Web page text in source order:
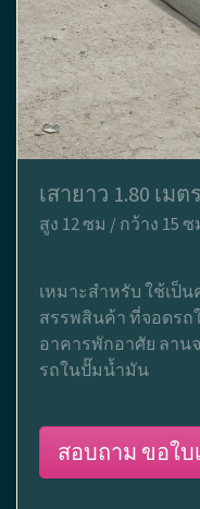
เสายาว 1.80 เม
สูง 12 ซม / กว้าง 15
เหมาะสำหรับ ใช้เป็
สรรพสินค้า ที่จอดรถ
อาคารพักอาศัย ลาน
รถในปั๊มน้ำมัน
สอบถาม ขอใบ